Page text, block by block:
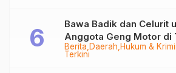
Berita Daerah Hukum &
Terkini
Bawa Badik dan Celurit
Anggota Geng Motor di
Diringkus